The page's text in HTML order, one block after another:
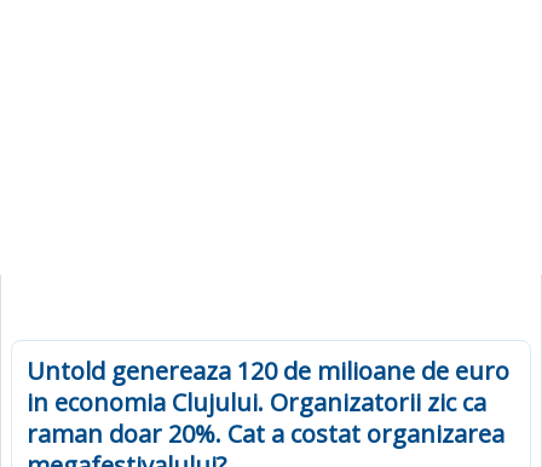
Untold genereaza 120 de milioane de euro
in economia Clujului. Organizatorii zic ca
raman doar 20%. Cat a costat organizarea